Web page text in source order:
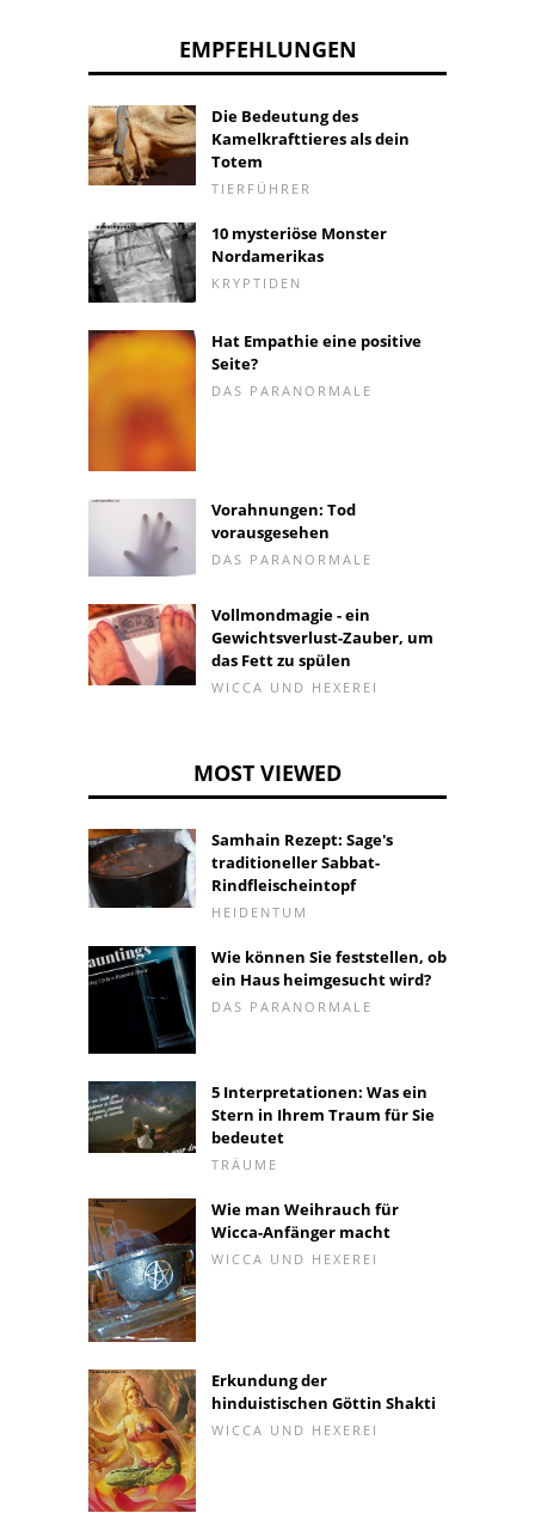
EMPFEHLUNGEN
Die Bedeutung des
Kamelkrafttieres als dein
Totem
TIERFÜHRER
10 mysteriöse Monster
Nordamerikas
KRYPTIDEN
Hat Empathie eine positive
Seite?
DAS PARANORMALE
Vorahnungen: Tod
vorausgesehen
DAS PARANORMALE
Vollmondmagie - ein
Gewichtsverlust-Zauber, um
das Fett zu spülen
WICCA UND HEXEREI
MOST VIEWED
Samhain Rezept: Sage's
traditioneller Sabbat-
Rindfleischeintopf
HEIDENTUM
Wie können Sie feststellen, ob
ein Haus heimgesucht wird?
DAS PARANORMALE
5 Interpretationen: Was ein
Stern in Ihrem Traum für Sie
bedeutet
TRÄUME
Wie man Weihrauch für
Wicca-Anfänger macht
WICCA UND HEXEREI
Erkundung der
hinduistischen Göttin Shakti
WICCA UND HEXEREI